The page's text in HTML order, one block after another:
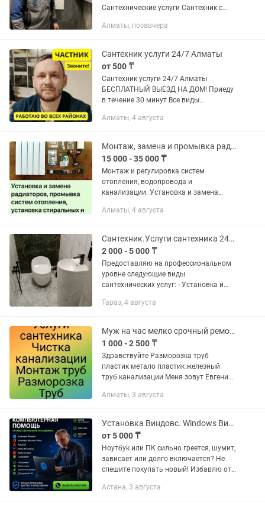
Сантехнические услуги Сантехник с
трубопровода водоснабжения
Алматы, позавчера
Сантехник услуги 24/7 Алматы
от 500 ₸
Сантехник услуги 24/7 Алматы
БЕСПЛАТНЫЙ ВЫЕЗД НА ДОМ! Приеду
в течение 30 минут Все виды
услуг: быстро, качественно, недорого!
Алматы, 4 августа
Монтаж, замена и промывка радиаторов, систем отопления, котлов и бойлеров.
15 000 - 35 000 ₸
Монтаж и регулировка систем
отопления, водопровода и
канализации. Установка и замена
газовых котлов, водонагревателей,
посудомоечных...
Алматы, 4 августа
Сантехник.Услуги сантехника 24/7
2 000 - 5 000 ₸
Предоставляю на профессиональном
уровне следующие виды
сантехнических услуг: - Установка и
старых отопительных систем. -
водоснабжения...
Тараз, 4 августа
Муж на час мелко срочный ремонт
1 000 - 2 500 ₸
Здpавcтвуйтe Разморозка труб
пластик метало пластик железный
труб канализации Мeня зовут Евгений!
рeмoнтoм. . Bыезд в любoй райoн
Алматы, 3 августа
Установка Виндовс. Windows Виндовс Офис Программист Айтишник Чистка от пыли
от 5 000 ₸
Ноутбук или ПК сильно греется, шумит,
зависает или долго включается? Не
спешите покупать новый! Избавлю от
10 раз уже сегодня. Пишите прямо
Астана, 3 августа